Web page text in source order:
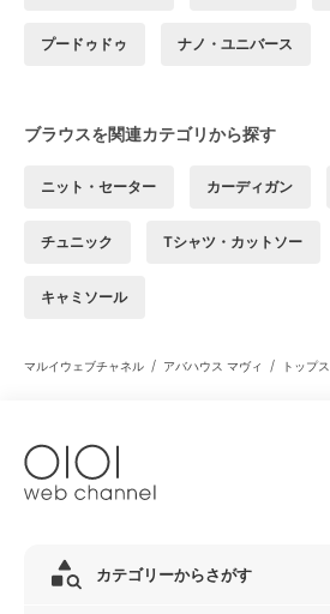
プードゥドゥ ナノ・ユニバース
ブラウスを関連カテゴリから探す
ニット・セーター カーディガン
チュニック Tシャツ・カットソー
キャミソール
マルイウェブチャネル / アバハウス マヴィ / トップス
カテゴリーからさがす